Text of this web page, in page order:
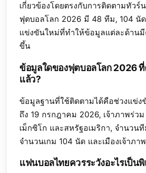
เกี่ยวข้องโดยตรงกับการติดตามทัวร์
ฟุตบอลโลก 2026 มี 48 ทีม, 104 นั
แข่งขันใหม่ที่ทำให้ข้อมูลแต่ละด้าน
ขึ้น
ข้อมูลใดของฟุตบอลโลก 2026
แล้ว?
ข้อมูลฐานที่ใช้ติดตามได้คือช่วงแข่ง
ถึง 19 กรกฎาคม 2026, เจ้าภาพร่ว
เม็กซิโก และสหรัฐอเมริกา, จำนวน
จำนวนเกม 104 นัด และเมืองเจ้าภา
แฟนบอลไทยควรระวังอะไรเป็นพิ